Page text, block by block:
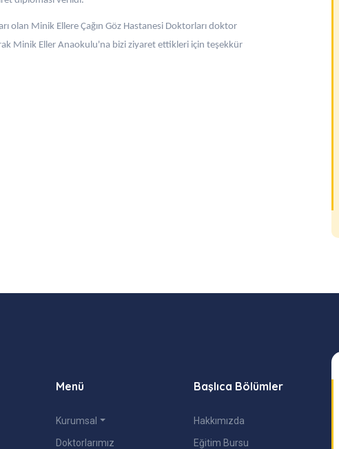
olan Minik Ellere Çağın Göz Hastanesi Doktorları doktor
Minik Eller Anaokulu'na bizi ziyaret ettikleri için teşekkür
Menü
Kurumsal
Doktorlarımız
Başlıca Bölümler
Hakkımızda
Eğitim Bursu